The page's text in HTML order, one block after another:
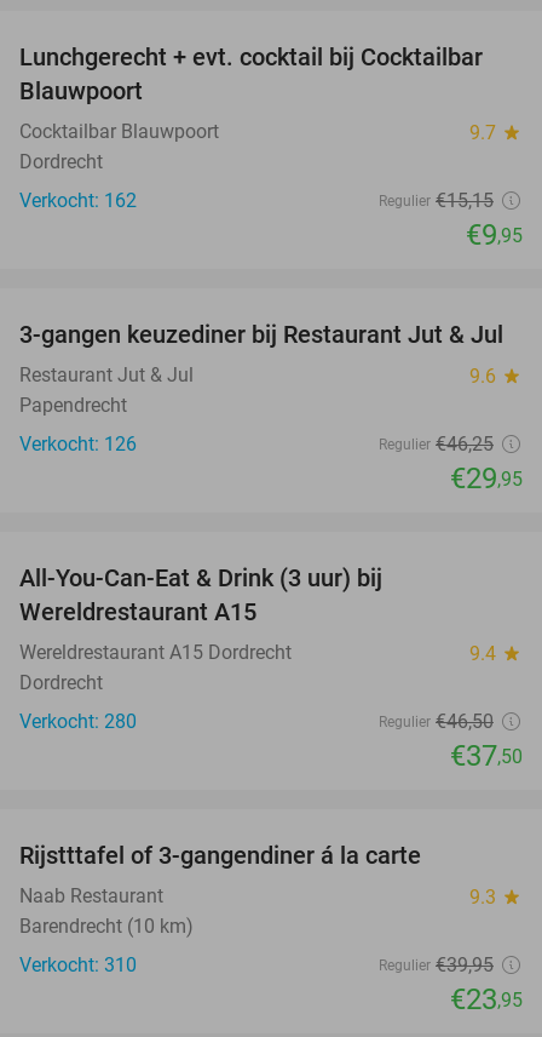
34%
Lunchgerecht + evt. cocktail bij Cocktailbar
Blauwpoort
Cocktailbar Blauwpoort 9.7 star
Dordrecht
Verkocht: 162
Regulier €15,15
€9,95
35%
3-gangen keuzediner bij Restaurant Jut & Jul
Restaurant Jut & Jul 9.6 star
Papendrecht
Verkocht: 126
Regulier €46,25
€29,95
All-You-Can-Eat & Drink (3 uur) bij
Wereldrestaurant A15
Wereldrestaurant A15 Dordrecht 9.4 star
Dordrecht
Verkocht: 280
Regulier €46,50
€37,50
Rijstttafel of 3-gangendiner á la carte
Naab Restaurant 9.3 star
Barendrecht (10 km)
Verkocht: 310
Regulier €39,95
€23,95